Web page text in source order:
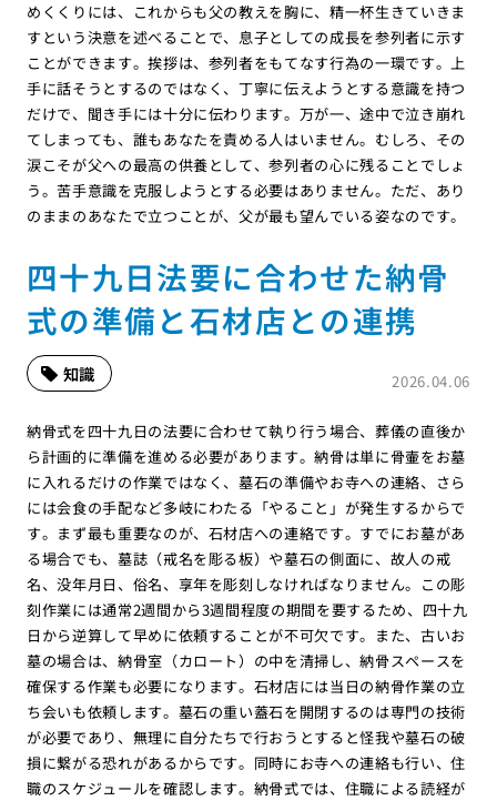
めくくりには、これからも父の教えを胸に、精一杯生きていきま
すという決意を述べることで、息子としての成長を参列者に示す
ことができます。挨拶は、参列者をもてなす行為の一環です。上
手に話そうとするのではなく、丁寧に伝えようとする意識を持つ
だけで、聞き手には十分に伝わります。万が一、途中で泣き崩れ
てしまっても、誰もあなたを責める人はいません。むしろ、その
涙こそが父への最高の供養として、参列者の心に残ることでしょ
う。苦手意識を克服しようとする必要はありません。ただ、あり
のままのあなたで立つことが、父が最も望んでいる姿なのです。
四十九日法要に合わせた納骨
式の準備と石材店との連携
2026.04.06
知識
納骨式を四十九日の法要に合わせて執り行う場合、葬儀の直後か
ら計画的に準備を進める必要があります。納骨は単に骨壷をお墓
に入れるだけの作業ではなく、墓石の準備やお寺への連絡、さら
には会食の手配など多岐にわたる「やること」が発生するからで
す。まず最も重要なのが、石材店への連絡です。すでにお墓があ
る場合でも、墓誌（戒名を彫る板）や墓石の側面に、故人の戒
名、没年月日、俗名、享年を彫刻しなければなりません。この彫
刻作業には通常2週間から3週間程度の期間を要するため、四十九
日から逆算して早めに依頼することが不可欠です。また、古いお
墓の場合は、納骨室（カロート）の中を清掃し、納骨スペースを
確保する作業も必要になります。石材店には当日の納骨作業の立
ち会いも依頼します。墓石の重い蓋石を開閉するのは専門の技術
が必要であり、無理に自分たちで行おうとすると怪我や墓石の破
損に繋がる恐れがあるからです。同時にお寺への連絡も行い、住
職のスケジュールを確認します。納骨式では、住職による読経が